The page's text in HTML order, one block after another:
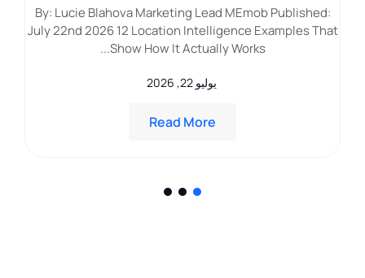
By: Lucie Blahova Marketing Lead MEmob Published:
July 22nd 2026 12 Location Intelligence Examples That
Show How It Actually Works...
يوليو 22, 2026
Read More